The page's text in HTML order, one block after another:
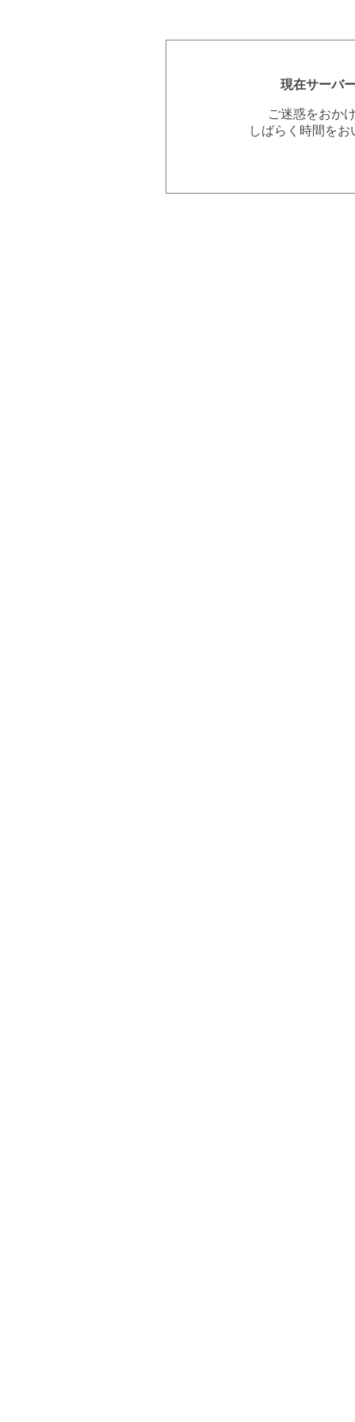
現在サーバ
ご迷惑をおか
しばらく時間を